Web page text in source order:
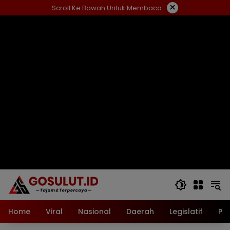
ke
Scroll Ke Bawah Untuk Membaca ×
Home Viral Nasional Daerah Legislatif